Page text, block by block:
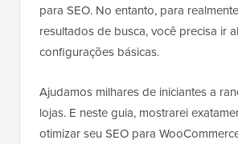
para SEO. No entanto, para
resultados de busca, você precisa ir
configurações básicas.
Ajudamos milhares de iniciantes a
lojas. E neste guia, mostrarei
otimizar seu SEO para